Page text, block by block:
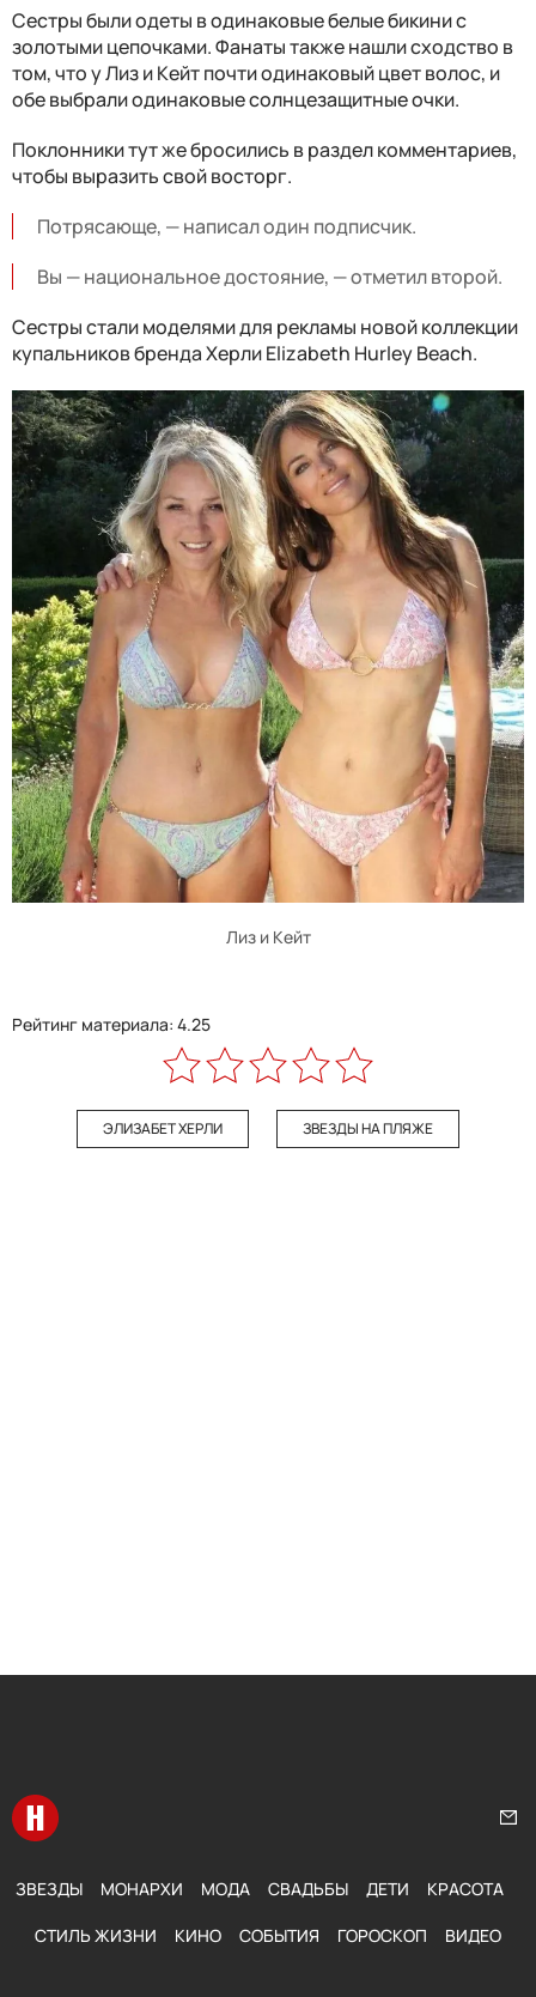
Сестры были одеты в одинаковые белые бикини с
золотыми цепочками. Фанаты также нашли сходство в
том, что у Лиз и Кейт почти одинаковый цвет волос, и
обе выбрали одинаковые солнцезащитные очки.
Поклонники тут же бросились в раздел комментариев,
чтобы выразить свой восторг.
Потрясающе, — написал один подписчик.
Вы — национальное достояние, — отметил второй.
Сестры стали моделями для рекламы новой коллекции
купальников бренда Херли Elizabeth Hurley Beach.
Лиз и Кейт
Рейтинг материала: 4.25
ЭЛИЗАБЕТ ХЕРЛИ ЗВЕЗДЫ НА ПЛЯЖЕ
Перейти на главную
ЗВЕЗДЫ МОНАРХИ МОДА СВАДЬБЫ ДЕТИ КРАСОТА
СТИЛЬ ЖИЗНИ КИНО СОБЫТИЯ ГОРОСКОП ВИДЕО